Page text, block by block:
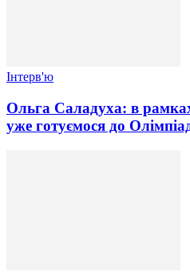
Інтерв'ю
Ольга Саладуха: в
уже готуємося до